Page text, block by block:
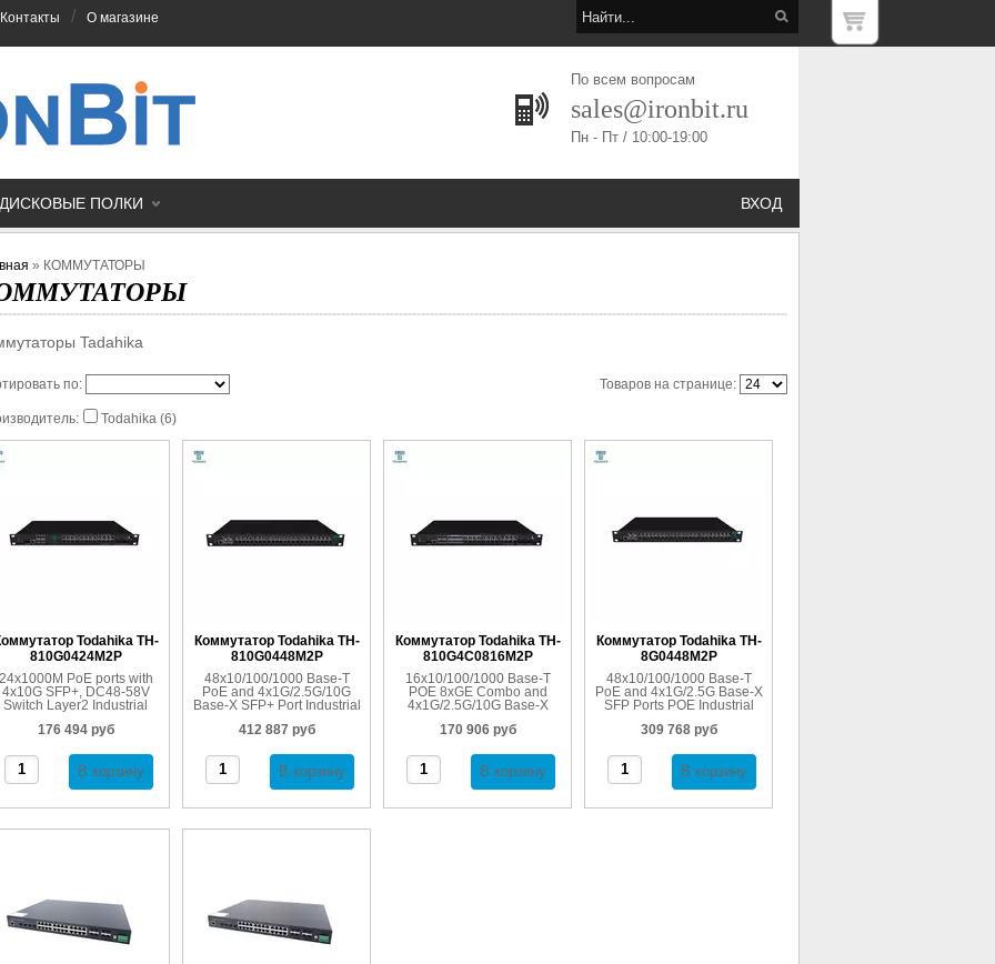
Контакты / О магазине
По всем вопросам
sales@ironbit.ru
Пн - Пт / 10:00-19:00
ДИСКОВЫЕ ПОЛКИ ВХОД
» КОММУТАТОРЫ
Tadahika
по: Товаров на странице:
Todahika (6)
Todahika TH-
810G0424M2P
PoE ports with
4x10G SFP+, DC48-58V
Switch Layer2 Industrial
176 494 руб
Коммутатор Todahika TH-
810G0448M2P
48x10/100/1000 Base-T
PoE and 4x1G/2.5G/10G
Base-X SFP+ Port Industrial
Rack-mount POE Switch
412 887 руб
Коммутатор Todahika TH-
810G4C0816M2P
16x10/100/1000 Base-T
POE 8xGE Combo and
4x1G/2.5G/10G Base-X
Ethernet Switch
170 906 руб
Коммутатор Todahika TH-
8G0448M2P
48x10/100/1000 Base-T
PoE and 4x1G/2.5G Base-X
SFP Ports POE Industrial
309 768 руб